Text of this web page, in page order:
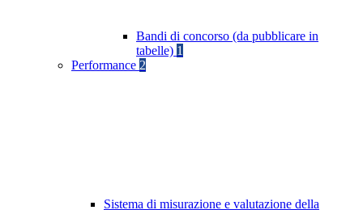
Bandi di concorso (da pubblicare in
tabelle) 1
Performance 2
Sistema di misurazione e valutazione della